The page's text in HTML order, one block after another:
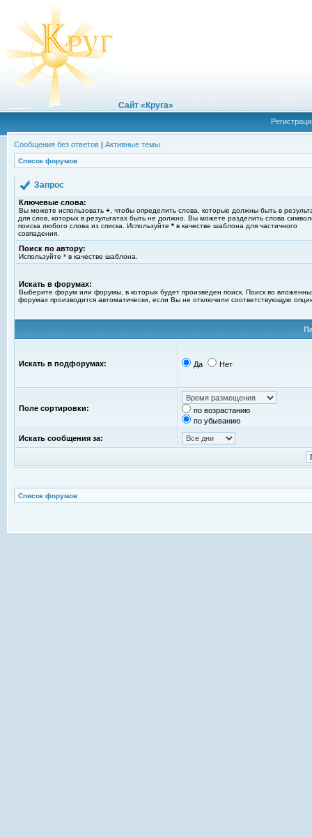
Сайт «Круга»
Сообщения без ответов | Активные темы
Список форумов
Запрос
Ключевые слова:
Вы можете использовать + , чтобы определить слова, которые должны быть в
для слов, которых в результатах быть не должно. Вы можете разделить слова
поиска любого слова из списка. Используйте * в качестве шаблона для частичного
совпадения.
Поиск по автору:
Используйте * в качестве шаблона.
Искать в форумах:
Выберите форум или форумы, в которых будет произведен поиск. Поиск во
форумах производится автоматически, если Вы не отключили соответствующую
Искать в подфорумах: Да Нет
Поле сортировки:
по возрастанию
по убыванию
Искать сообщения за:
Список форумов